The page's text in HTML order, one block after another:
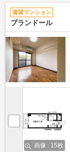
賃貸マンション
プランドール
画像 : 15枚